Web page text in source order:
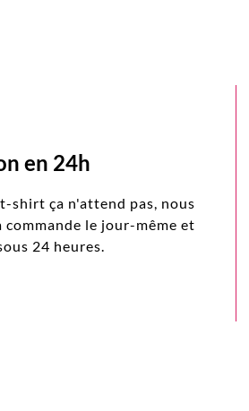
en 24h
shirt ça n'attend pas, nous
commande le jour-même et
24 heures.